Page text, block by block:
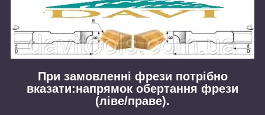
При замовленні фрези потрібно
вказати:напрямок обертання фрези
(ліве/праве).